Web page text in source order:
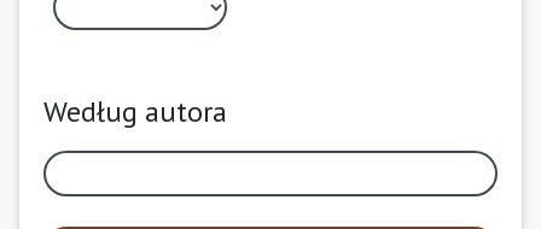
Według autora